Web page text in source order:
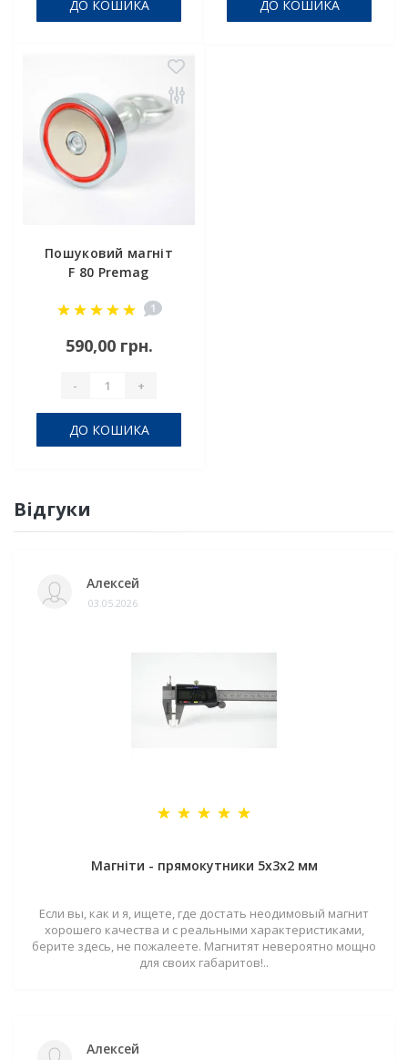
ДО КОШИКА ДО КОШИКА
Пошуковий магніт
F 80 Premag
1
590,00 грн.
- +
ДО КОШИКА
Відгуки
Алексей
03.05.2026
Магніти - прямокутники 5x3x2 мм
Если вы, как и я, ищете, где достать неодимовый магнит
хорошего качества и с реальными характеристиками,
берите здесь, не пожалеете. Магнитят невероятно мощно
для своих габаритов!..
Алексей